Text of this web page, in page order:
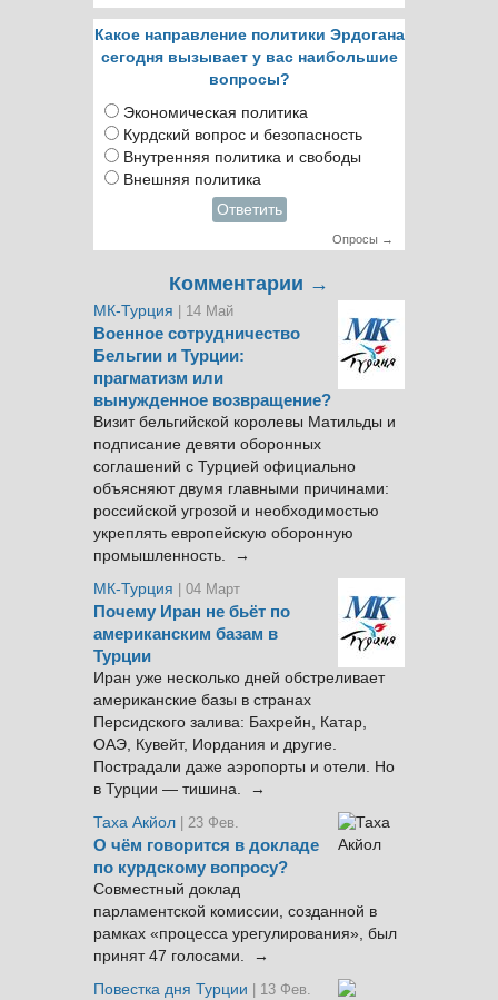
Какое направление политики Эрдогана
сегодня вызывает у вас наибольшие
вопросы?
Экономическая политика
Курдский вопрос и безопасность
Внутренняя политика и свободы
Внешняя политика
Ответить
Опросы →
Комментарии →
МК-Турция | 14 Май
Военное сотрудничество
Бельгии и Турции:
прагматизм или
вынужденное возвращение?
Визит бельгийской королевы Матильды и
подписание девяти оборонных
соглашений с Турцией официально
объясняют двумя главными причинами:
российской угрозой и необходимостью
укреплять европейскую оборонную
промышленность. →
МК-Турция
| 04 Март
Почему Иран не бьёт по
американским базам в
Турции
Иран уже несколько дней обстреливает
американские базы в странах
Персидского залива: Бахрейн, Катар,
ОАЭ, Кувейт, Иордания и другие.
Пострадали даже аэропорты и отели. Но
в Турции — тишина. →
Таха Акйол | 23 Фев.
О чём говорится в докладе
по курдскому вопросу?
Совместный доклад
парламентской комиссии, созданной в
рамках «процесса урегулирования», был
принят 47 голосами. →
Повестка дня Турции
| 13 Фев.